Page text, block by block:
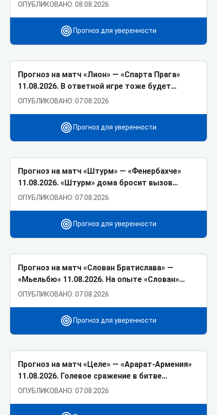
ОПУБЛИКОВАНО: 08.08.2026
Прогноз для уверенности
Прогноз на матч «Лион» ― «Спарта Прага»
11.08.2026. В ответной игре тоже будет…
ОПУБЛИКОВАНО: 07.08.2026
Прогноз для уверенности
Прогноз на матч «Штурм» ― «Фенербахче»
11.08.2026. «Штурм» дома бросит вызов…
ОПУБЛИКОВАНО: 07.08.2026
Прогноз для уверенности
Прогноз на матч «Слован Братислава» ―
«Мьельбю» 11.08.2026. На опыте «Слован»…
ОПУБЛИКОВАНО: 07.08.2026
Прогноз для уверенности
Прогноз на матч «Целе» ― «Арарат-Армения»
11.08.2026. Голевое сражение в битве…
ОПУБЛИКОВАНО: 07.08.2026